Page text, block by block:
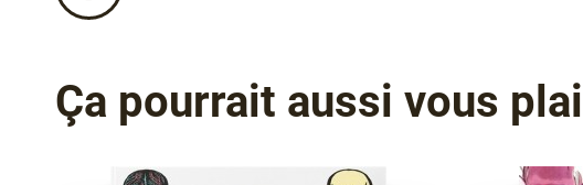
ce
!
Ça pourrait aussi vous